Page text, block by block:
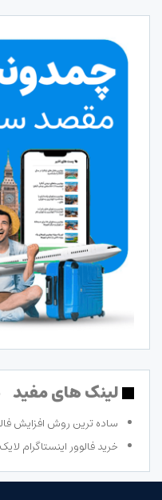
لینک های مفید
ساده ترین روش افزایش
خرید فالوور اینستاگرام